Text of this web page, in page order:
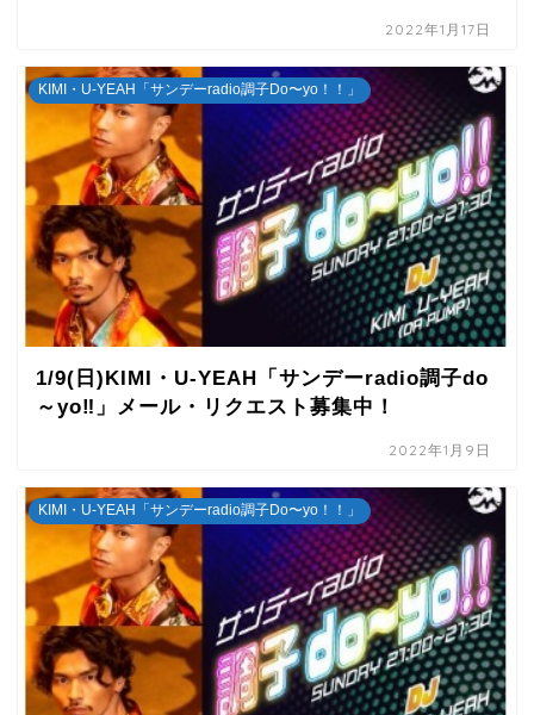
2022年1月17日
KIMI・U-YEAH「サンデーradio調子Do〜yo！！」
1/9(日)KIMI・U-YEAH「サンデーradio調子do
～yo‼」メール・リクエスト募集中！
2022年1月9日
KIMI・U-YEAH「サンデーradio調子Do〜yo！！」